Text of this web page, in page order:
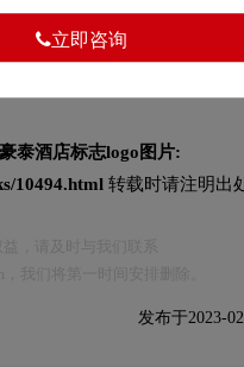
新。
泰酒店标志logo图片:
10494.html 转载时请注明出
发布于2023-
立即咨询